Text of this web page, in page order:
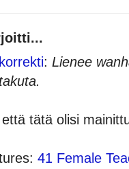
: Lienee
tätä olisi
41 Female